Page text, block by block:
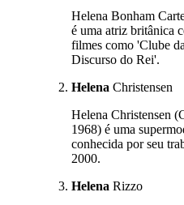
Helena Bonham
é uma atriz britânica
filmes como 'Clube
Discurso do Rei'.
Helena Christensen
Helena Christensen
1968) é uma
conhecida por seu
2000.
Helena Rizzo